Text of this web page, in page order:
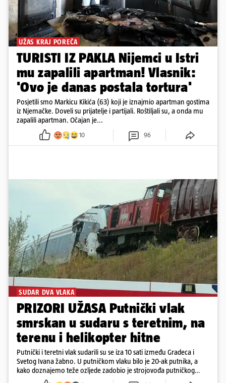
UŽAS KRAJ POREČA
TURISTI IZ PAKLA Nijemci u Istri
mu zapalili apartman! Vlasnik:
'Ovo je danas postala tortura'
Posjetili smo Markicu Kikića (63) koji je iznajmio apartman gostima
iz Njemačke. Doveli su prijatelje i partijali. Roštiljali su, a onda mu
zapalili apartman. Očajan je...
10 96
SUDAR DVA VLAKA
PRIZORI UŽASA Putnički vlak
smrskan u sudaru s teretnim, na
terenu i helikopter hitne
Putnički i teretni vlak sudarili su se iza 10 sati između Gradeca i
Svetog Ivana žabno. U putničkom vlaku bilo je 20-ak putnika, a
kako doznajemo teže ozljede zadobio je strojovođa putničkog
vlaka. Zatvoren je promet, a fotoreporteri Prigorskog objavili su